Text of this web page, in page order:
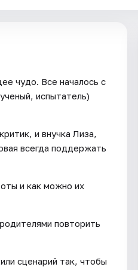
чудо. Все началось с
испытатель)
и внучка Лиза,
всегда поддержать
и как можно их
повторить
сценарий так, чтобы